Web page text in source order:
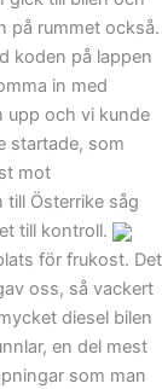
på rummet också.
koden på lappen
in med
upp och vi kunde
startade, som
mot
till Österrike såg
till kontroll.
för frukost. Det
oss, så vackert
diesel bilen
en del mest
som man